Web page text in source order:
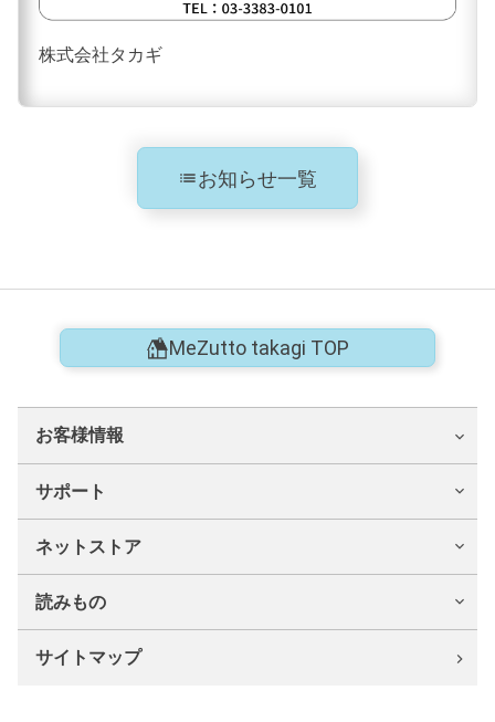
株式会社タカギ
listお知らせ一覧
MeZutto takagi TOP
お客様情報
サポート
ネットストア
読みもの
サイトマップ